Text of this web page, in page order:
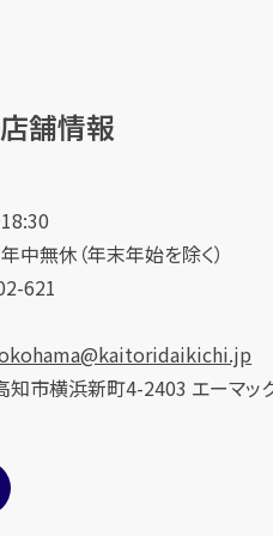
舗情報
中無休（年末年始を除く）
621
知市横浜新町4-2403 エーマッ